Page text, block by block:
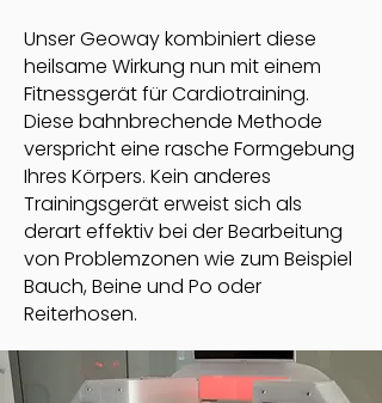
Unser Geoway kombiniert diese
heilsame Wirkung nun mit einem
Fitnessgerät für Cardiotraining.
Diese bahnbrechende Methode
verspricht eine rasche Formgebung
Ihres Körpers. Kein anderes
Trainingsgerät erweist sich als
derart effektiv bei der Bearbeitung
von Problemzonen wie zum Beispiel
Bauch, Beine und Po oder
Reiterhosen.